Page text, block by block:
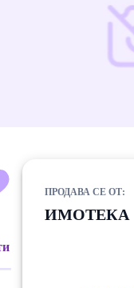
ПРОДАВА СЕ ОТ:
ИМОТЕКА